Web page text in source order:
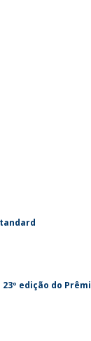
edição do